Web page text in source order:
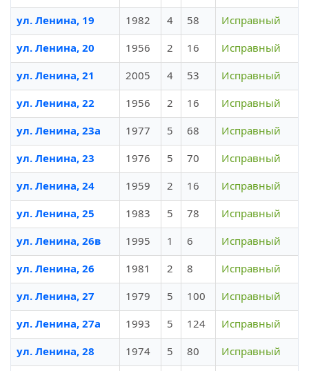
ул. Ленина, 19
1982 4 58
Исправный
ул. Ленина, 20
1956 2 16
Исправный
ул. Ленина, 21
2005 4 53
Исправный
ул. Ленина, 22
1956 2 16
Исправный
ул. Ленина, 23а
1977 5 68
Исправный
ул. Ленина, 23
1976 5 70
Исправный
ул. Ленина, 24
1959 2 16
Исправный
ул. Ленина, 25
1983 5 78
Исправный
ул. Ленина, 26в
1995 1 6
Исправный
ул. Ленина, 26
1981 2 8
Исправный
ул. Ленина, 27
1979 5 100
Исправный
ул. Ленина, 27а
1993 5 124
Исправный
ул. Ленина, 28
1974 5 80 Исправный